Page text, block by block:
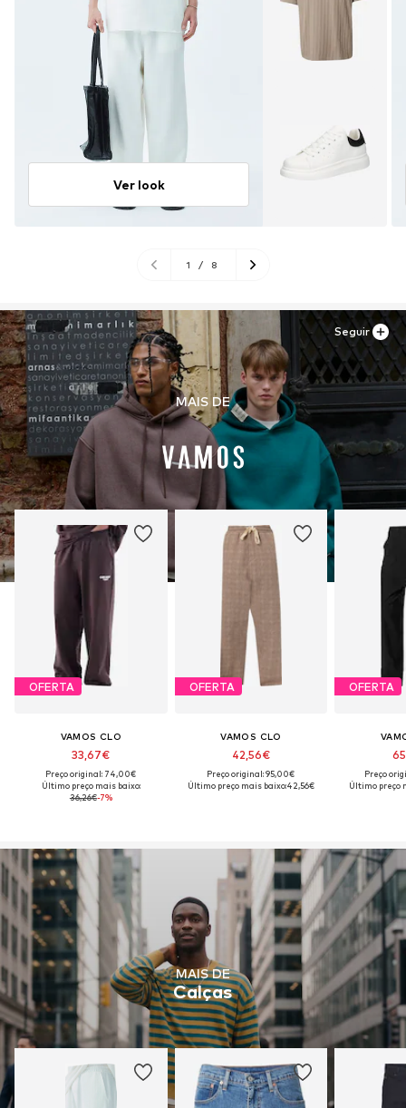
Ver look
1 / 8
MAIS DE
OFERTA
VAMOS CLO
33,67€
Preço original: 74,00€
Último preço mais baixo:
36,26€-7%
OFERTA
VAMOS CLO
42,56€
Preço original: 95,00€
Último preço mais baixo:42,56€
OFERTA
Preço
Último preço
Seguir
MAIS DE
Calças